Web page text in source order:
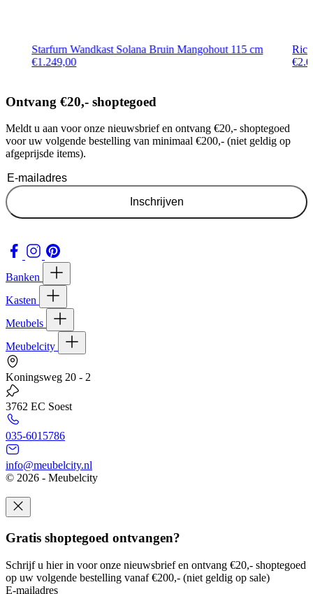
Starfurn Wandkast Solana Bruin Mangohout 115 cm
€1.249,00
€
Ontvang €20,- shoptegoed
Meldt u aan voor onze nieuwsbrief en ontvang €20,- shoptegoed
voor uw volgende bestelling van minimaal €200,- (niet geldig op
afgeprijsde items).
Inschrijven
Banken
Kasten
Meubels
Meubelcity
Koningsweg 20 - 2
3762 EC Soest
035-6015786
info@meubelcity.nl
© 2026 - Meubelcity
Gratis shoptegoed ontvangen?
Schrijf u hier in voor onze nieuwsbrief en ontvang €20,- shoptegoed
op uw volgende bestelling vanaf €200,- (niet geldig op sale)
E-mailadres